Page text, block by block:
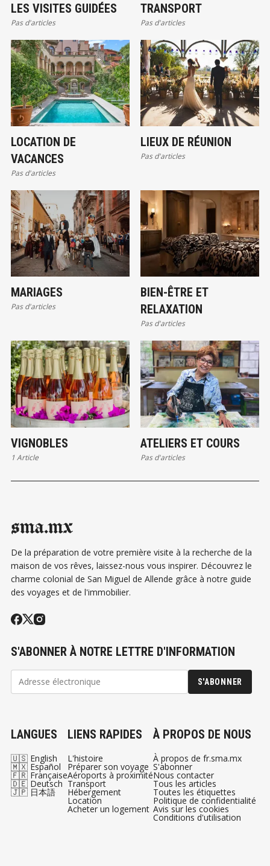
LES VISITES GUIDÉES
Pas d'articles
TRANSPORT
Pas d'articles
LOCATION DE
VACANCES
Pas d'articles
LIEUX DE RÉUNION
Pas d'articles
MARIAGES
Pas d'articles
BIEN-ÊTRE ET
RELAXATION
Pas d'articles
VIGNOBLES
1 Article
ATELIERS ET COURS
Pas d'articles
sma.mx
De la préparation de votre première visite à la recherche de la
maison de vos rêves, laissez-nous vous inspirer. Découvrez le
charme colonial de San Miguel de Allende grâce à notre guide
des voyages et de l'immobilier.
S'ABONNER À NOTRE LETTRE D'INFORMATION
S'ABONNER
LANGUES
🇺🇸 English
🇲🇽 Español
🇫🇷 Française
🇩🇪 Deutsch
🇯🇵 日本語
LIENS RAPIDES
L'histoire
Préparer son voyage
Aéroports à proximité
Transport
Hébergement
Location
Acheter un logement
À PROPOS DE NOUS
À propos de fr.sma.mx
S'abonner
Nous contacter
Tous les articles
Toutes les étiquettes
Politique de confidentialité
Avis sur les cookies
Conditions d'utilisation